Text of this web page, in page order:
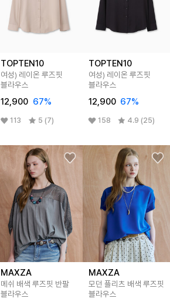
TOPTEN10
여성) 레이온 루즈핏
블라우스
12,900 67%
113 5 (7)
TOPTEN10
여성) 레이온 루즈핏
블라우스
12,900 67%
158 4.9 (25)
MAXZA
메쉬 배색 루즈핏 반팔
블라우스
MAXZA
모던 플리츠 배색 루즈핏
블라우스